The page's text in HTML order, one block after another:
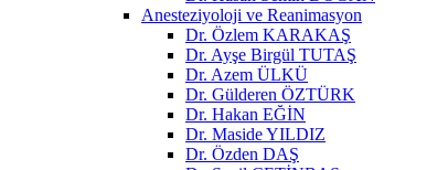
Anesteziyoloji ve Reanimasyon
Dr. Özlem KARAKAŞ
Dr. Ayşe Birgül TUTAŞ
Dr. Azem ÜLKÜ
Dr. Gülderen ÖZTÜRK
Dr. Hakan EĞİN
Dr. Maside YILDIZ
Dr. Özden DAŞ